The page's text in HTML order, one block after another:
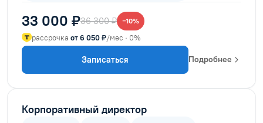
33 000 ₽36 300 ₽ −10%
рассрочка от 6 050 ₽/мес · 0%
Записаться Подробнее
Корпоративный директор